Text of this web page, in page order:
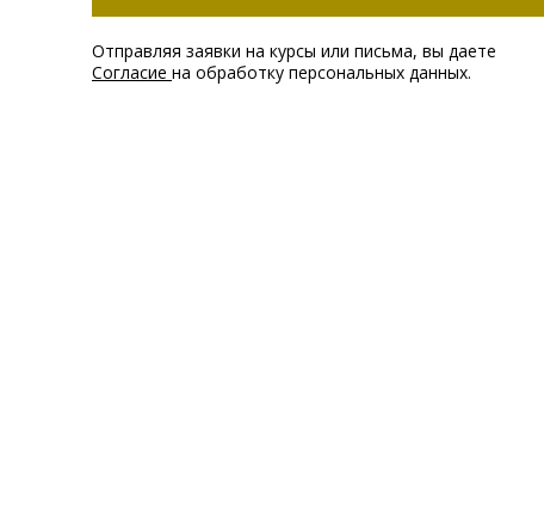
Отправляя заявки на курсы или письма, вы даете
Согласие на обработку персональных данных.